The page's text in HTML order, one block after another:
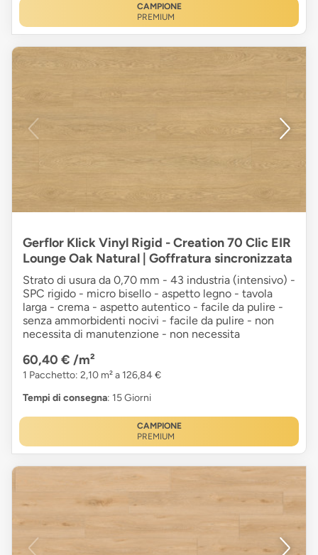
CAMPIONE
PREMIUM
Gerflor Klick Vinyl Rigid - Creation 70 Clic EIR
Lounge Oak Natural | Goffratura sincronizzata
Strato di usura da 0,70 mm - 43 industria (intensivo) -
SPC rigido - micro bisello - aspetto legno - tavola
larga - crema - aspetto autentico - facile da pulire -
senza ammorbidenti nocivi - facile da pulire - non
necessita di manutenzione - non necessita
60,40 € /m²
1 Pacchetto: 2,10 m² a 126,84 €
Tempi di consegna: 15 Giorni
CAMPIONE
PREMIUM